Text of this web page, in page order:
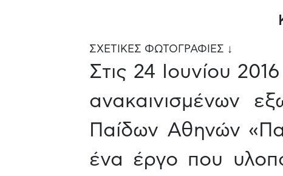
ΣΧΕΤΙΚΕΣ ΦΩΤΟΓΡΑΦΙΕΣ ↓
Στις 24 Ιουνίου
ανακαινισμένων
Παίδων Αθηνών
ένα έργο που